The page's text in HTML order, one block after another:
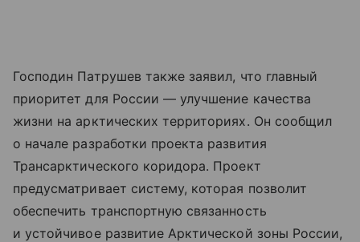
Господин Патрушев также заявил, что главный
приоритет для России — улучшение качества
жизни на арктических территориях. Он сообщил
о начале разработки проекта развития
Трансарктического коридора. Проект
предусматривает систему, которая позволит
обеспечить транспортную связанность
и устойчивое развитие Арктической зоны России,